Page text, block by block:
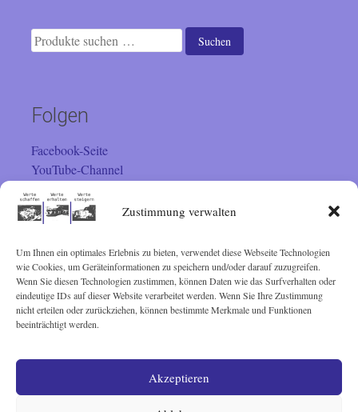
Zustimmung verwalten
Um Ihnen ein optimales Erlebnis zu bieten, verwendet diese Webseite Technologien
wie Cookies, um Geräteinformationen zu speichern und/oder darauf zuzugreifen.
Wenn Sie diesen Technologien zustimmen, können Daten wie das Surfverhalten oder
eindeutige IDs auf dieser Website verarbeitet werden. Wenn Sie Ihre Zustimmung
nicht erteilen oder zurückziehen, können bestimmte Merkmale und Funktionen
beeinträchtigt werden.
Akzeptieren
Suchen
nach:
Suchen
Folgen
Facebook-Seite
YouTube-Channel
Instagram
Besucher
Sie sind seit 01.02.2001 der